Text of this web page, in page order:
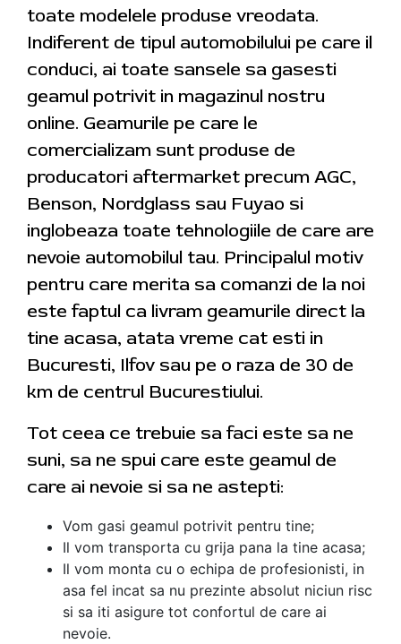
toate modelele produse vreodata.
Indiferent de tipul automobilului pe care il
conduci, ai toate sansele sa gasesti
geamul potrivit in magazinul nostru
online. Geamurile pe care le
comercializam sunt produse de
producatori aftermarket precum AGC,
Benson, Nordglass sau Fuyao si
inglobeaza toate tehnologiile de care are
nevoie automobilul tau. Principalul motiv
pentru care merita sa comanzi de la noi
este faptul ca livram geamurile direct la
tine acasa, atata vreme cat esti in
Bucuresti, Ilfov sau pe o raza de 30 de
km de centrul Bucurestiului.
Tot ceea ce trebuie sa faci este sa ne
suni, sa ne spui care este geamul de
care ai nevoie si sa ne astepti:
Vom gasi geamul potrivit pentru tine;
Il vom transporta cu grija pana la tine acasa;
Il vom monta cu o echipa de profesionisti, in
asa fel incat sa nu prezinte absolut niciun risc
si sa iti asigure tot confortul de care ai
nevoie.